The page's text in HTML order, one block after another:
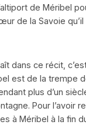
de Méribel
de la Savoie qu’il
dans ce récit,
est de la trempe
plus d’un
Pour l’avoir
à Méribel à la fin